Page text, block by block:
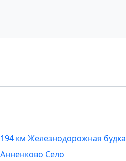
194 км Железнодорожная будка
Анненково Село